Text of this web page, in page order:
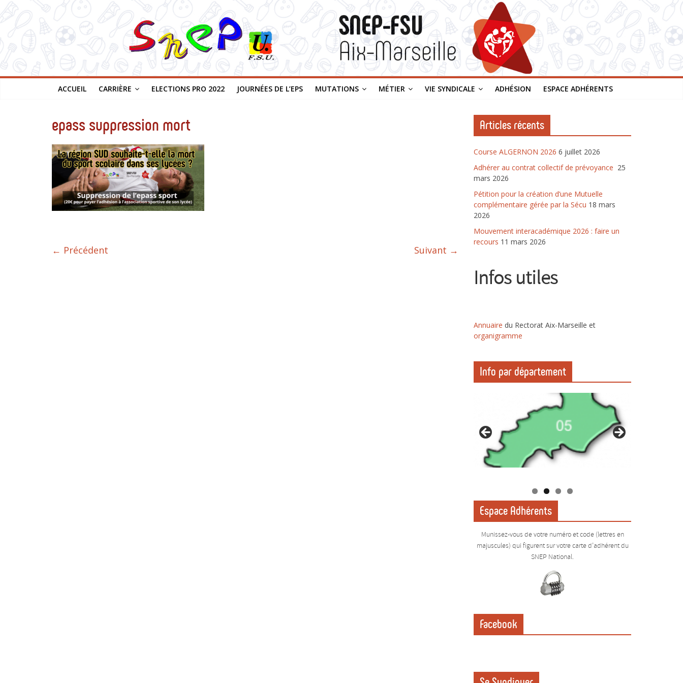
Passer
au
contenu
SNEP-
FSU
Aix
Marseille
ACCUEIL CARRIÈRE ELECTIONS PRO 2022 JOURNÉES DE L’EPS MUTATIONS MÉTIER VIE SYNDICALE ADHÉSION ESPACE ADHÉRENTS
epass suppression mort
← Précédent Suivant →
Articles récents
Course ALGERNON 2026 6 juillet 2026
Adhérer au contrat collectif de prévoyance 25
mars 2026
Pétition pour la création d’une Mutuelle
complémentaire gérée par la Sécu 18 mars
2026
Mouvement interacadémique 2026 : faire un
recours 11 mars 2026
Infos utiles
Annuaire du Rectorat Aix-Marseille et
organigramme
Info par département
Espace Adhérents
Munissez-vous de votre numéro et code (lettres en
majuscules) qui figurent sur votre carte d’adhérent du
SNEP National.
Facebook